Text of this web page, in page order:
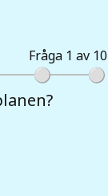
Fråga 1 av 10